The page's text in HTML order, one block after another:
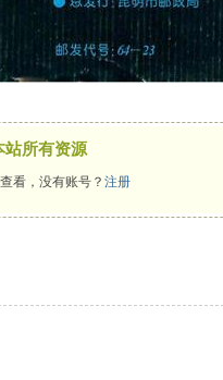
站所有资源
看，没有账号？ 注册